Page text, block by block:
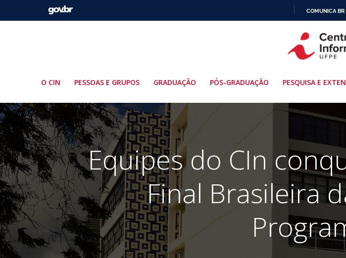
PARA
O
COMUNICA BR
O CIN PESSOAS E GRUPOS GRADUAÇÃO PÓS-GRADUAÇÃO PESQUISA E
Equipes do CIn
Final Brasileira